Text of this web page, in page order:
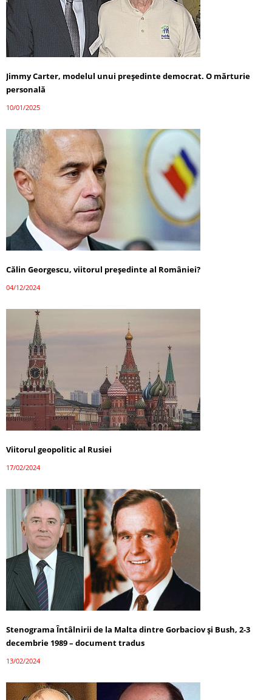
Jimmy Carter, modelul unui președinte democrat. O mărturie
personală
10/01/2025
Călin Georgescu, viitorul președinte al României?
04/12/2024
Viitorul geopolitic al Rusiei
17/02/2024
Stenograma Întâlnirii de la Malta dintre Gorbaciov și Bush, 2-3
decembrie 1989 – document tradus
13/02/2024